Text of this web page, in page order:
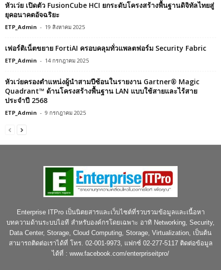
หัวเว่ย เปิดตัว FusionCube HCI ยกระดับโครงสร้างพื้นฐานดิจิทัลไทยสู่
ยุคอนาคตอัจฉริยะ
ETP_Admin - 19 สิงหาคม 2025
เฟอร์ติเน็ตขยาย FortiAI ครอบคลุมทั่วแพลตฟอร์ม Security Fabric
ETP_Admin - 14 กรกฎาคม 2025
หัวเว่ยครองตำแหน่งผู้นำสามปีซ้อนในรายงาน Gartner® Magic
Quadrant™ ด้านโครงสร้างพื้นฐาน LAN แบบใช้สายและไร้สาย
ประจำปี 2568
ETP_Admin - 9 กรกฎาคม 2025
Enterprise ITPro เป็นนิตยสารและเว็บไซต์ที่รวบรวมข้อมูลและเนื้อหา
บทความด้านระบบไอที สำหรับองค์กรโดยเฉพาะ อาทิ Networking, Security,
Data Center, Storage, Cloud Computing, Storage, Virtualization, เป็นต้น
สามารถติดต่อเราได้ที่ โทร. 02-001-9973, แฟกซ์ 02-277-5117 ติดต่อข้อมูล
ได้ที่ : www.facebook.com/enterpriseitpro/